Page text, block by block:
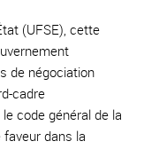
(UFSE), cette
de négociation
cadre
code général de la
dans la